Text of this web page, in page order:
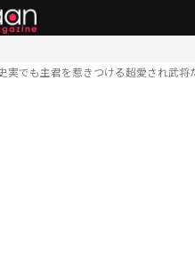
実でも主君を惹きつける超愛され武将